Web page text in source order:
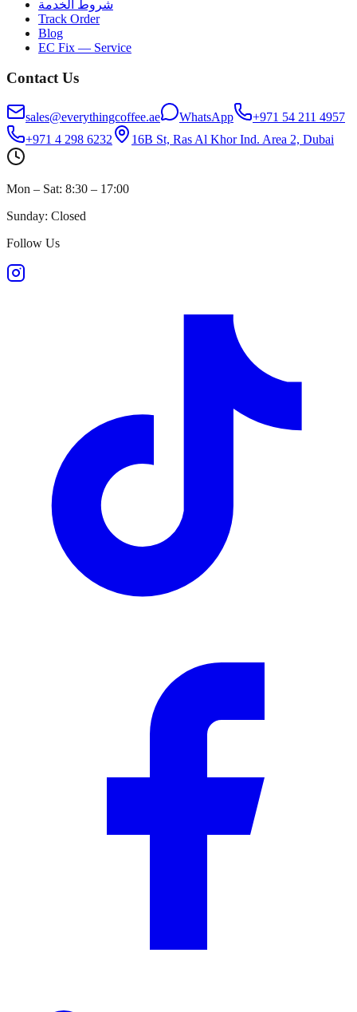
شروط الخدمة
Track Order
Blog
EC Fix — Service
Contact Us
sales@everythingcoffee.ae WhatsApp
+971 54 211 4957
+971 4 298 6232
16B St, Ras Al Khor Ind. Area 2, Dubai
Mon – Sat: 8:30 – 17:00
Sunday: Closed
Follow Us